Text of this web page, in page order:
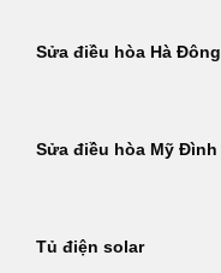
Sửa điều hòa Hà Đông
Sửa điều hòa Mỹ Đình
Tủ điện solar